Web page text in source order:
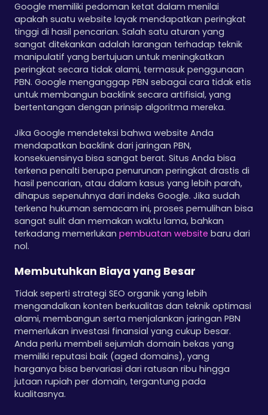
Google memiliki pedoman ketat dalam menilai
apakah suatu website layak mendapatkan peringkat
tinggi di hasil pencarian. Salah satu aturan yang
sangat ditekankan adalah larangan terhadap teknik
manipulatif yang bertujuan untuk meningkatkan
peringkat secara tidak alami, termasuk penggunaan
PBN. Google menganggap PBN sebagai cara tidak etis
untuk membangun backlink secara artifisial, yang
bertentangan dengan prinsip algoritma mereka.
Jika Google mendeteksi bahwa website Anda
mendapatkan backlink dari jaringan PBN,
konsekuensinya bisa sangat berat. Situs Anda bisa
terkena penalti berupa penurunan peringkat drastis di
hasil pencarian, atau dalam kasus yang lebih parah,
dihapus sepenuhnya dari indeks Google. Jika sudah
terkena hukuman semacam ini, proses pemulihan bisa
sangat sulit dan memakan waktu lama, bahkan
terkadang memerlukanpembuatan website baru dari
nol.
Membutuhkan Biaya yang Besar
Tidak seperti strategi SEO organik yang lebih
mengandalkan konten berkualitas dan teknik optimasi
alami, membangun serta menjalankan jaringan PBN
memerlukan investasi finansial yang cukup besar.
Anda perlu membeli sejumlah domain bekas yang
memiliki reputasi baik (aged domains), yang
harganya bisa bervariasi dari ratusan ribu hingga
jutaan rupiah per domain, tergantung pada
kualitasnya.